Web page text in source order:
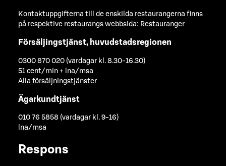
Kontaktuppgifterna till de enskilda restaurangerna finns
på respektive restaurangs webbsida: Restauranger
Försäljingstjänst, huvudstadsregionen
0300 870 020 (vardagar kl. 8.30-16.30)
51 cent/min + lna/msa
Alla försäljningstjänster
Ägarkundtjänst
010 76 5858 (vardagar kl. 9-16)
lna/msa
Respons